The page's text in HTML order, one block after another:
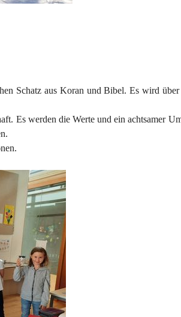
Schatz aus Koran und Bibel. Es wird
Es werden die Werte und ein achtsamer